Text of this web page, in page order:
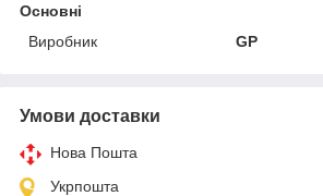
Основні
Виробник
GP
Умови доставки
Нова Пошта
Укрпошта